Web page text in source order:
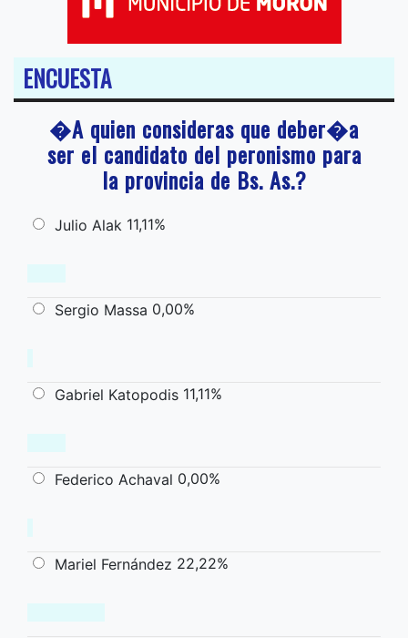
ENCUESTA
�A quien consideras que deber�a
ser el candidato del peronismo para
la provincia de Bs. As.?
Julio Alak 11,11%
Sergio Massa 0,00%
Gabriel Katopodis 11,11%
Federico Achaval 0,00%
Mariel Fernández 22,22%